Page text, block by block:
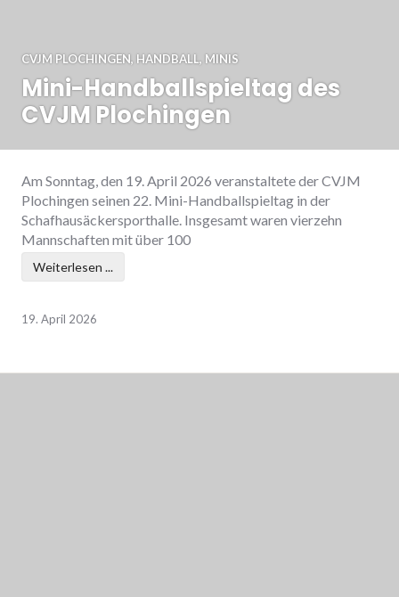
CVJM PLOCHINGEN, HANDBALL, MINIS
Mini-Handballspieltag des
CVJM Plochingen
Am Sonntag, den 19. April 2026 veranstaltete der CVJM
Plochingen seinen 22. Mini-Handballspieltag in der
Schafhausäckersporthalle. Insgesamt waren vierzehn
Mannschaften mit über 100
Weiterlesen ...
19. April 2026